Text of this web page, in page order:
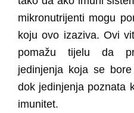
mikronutrijenti mogu
koju ovo izaziva. Ovi
pomažu tijelu da
jedinjenja koja se
dok jedinjenja poznata
imunitet.